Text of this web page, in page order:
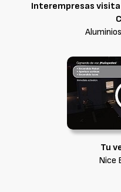
Interempresas visita
Tu
Nice